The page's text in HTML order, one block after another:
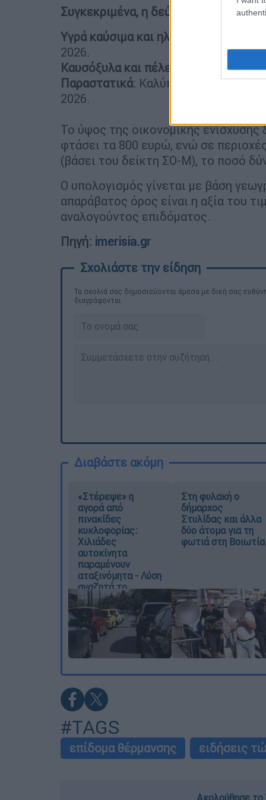
Συγκεκριμένα, η δεύτερη δόση
Υγρά καύσιμα και ηλεκτρισμό:
2026.
Καυσόξυλα και πέλετ:
Αγορές από 1
Παραστατικά: Καλύπτονται
2026.
Το ύψος της οικονομικής
φτάσει τα 800 ευρώ, ενώ σε
(βάσει του δείκτη ΣΟ-Μ), το ποσό
Ο υπολογισμός γίνεται με βάση
απαράβατος όρος είναι η αξία του
αναλογούντος επιδόματος.
Πηγή: imerisia.gr
Τα σχολιά σας δημοσιεύονται άμεσα με δική σας
διαγράφονται
Διαβάστε ακόμη
«Στέρεψε» η
αγορά από
πινακίδες
κυκλοφορίας:
Χιλιάδες
αυτοκίνητα
παραμένουν
αταξινόμητα - Λύση
αναζητά το
υπουργείο
Στη φυλακή ο
δήμαρχος
Στυλίδας και άλλα
δύο άτομα για τη
φωτιά στη Βοιωτία
#TAGS
επίδομα θέρμανσης ειδήσεις
Ακολούθησε